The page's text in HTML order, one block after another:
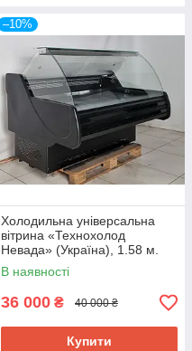
–10%
Холодильна універсальна
вітрина «Технохолод
Невада» (Україна), 1.58 м.
(-5° +5°), викладка 90 см., Б/у
В наявності
36 000 ₴ 40 000 ₴
Купити